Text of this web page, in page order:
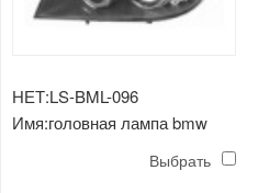
НЕТ:LS-BML-096
Имя:головная лампа bmw
Выбрать